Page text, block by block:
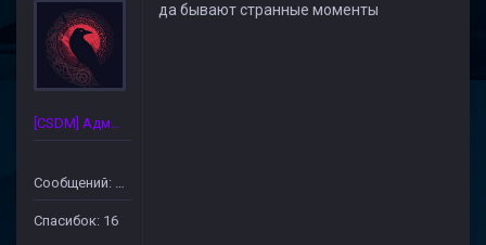
[CSDM] Администратор
Сообщений: 175
Спасибок: 16
да бывают странные моменты